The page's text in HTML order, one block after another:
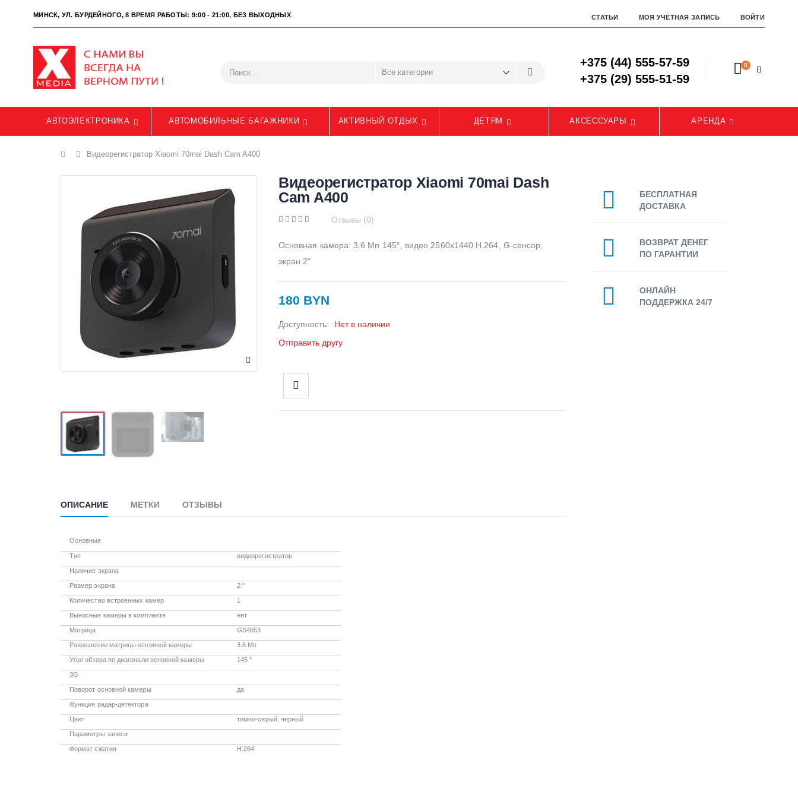
МИНСК, УЛ. БУРДЕЙНОГО, 8 ВРЕМЯ РАБОТЫ: 9:00 - 21:00, БЕЗ ВЫХОДНЫХ СТАТЬИ МОЯ УЧЁТНАЯ ЗАПИСЬ ВОЙТИ
+375 (44) 555-57-59
+375 (29) 555-51-59
0
АВТОЭЛЕКТРОНИКА АВТОМОБИЛЬНЫЕ БАГАЖНИКИ АКТИВНЫЙ ОТДЫХ ДЕТЯМ АКСЕССУАРЫ АРЕНДА
Главная
Видеорегистратор Xiaomi 70mai Dash Cam A400
Видеорегистратор Xiaomi 70mai Dash
Cam A400
Отзывы (0)
Основная камера: 3.6 Мп 145°, видео 2560x1440 H.264, G-сенсор,
экран 2"
180 BYN
Доступность:
Нет в наличии
Отправить другу
ОПИСАНИЕ МЕТКИ ОТЗЫВЫ
Основные
Тип видеорегистратор
Наличие экрана
Размер экрана 2 ''
Количество встроенных камер 1
Выносные камеры в комплекте нет
Матрица GS4653
Разрешение матрицы основной камеры 3.6 Мп
Угол обзора по диагонали основной камеры 145 °
3G
Поворот основной камеры да
Функция радар-детектора
Цвет темно-серый, черный
Параметры записи
Формат сжатия H.264
БЕСПЛАТНАЯ
ДОСТАВКА
ВОЗВРАТ ДЕНЕГ
ПО ГАРАНТИИ
ОНЛАЙН
ПОДДЕРЖКА 24/7